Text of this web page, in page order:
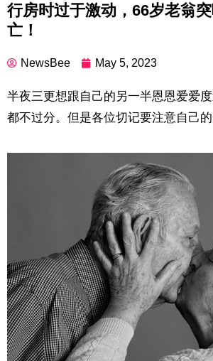
行房时过于激动，66岁老翁
亡！
NewsBee May 5, 2023
半夜三更想跟自己的另一半恩恩爱爱
都不过分。但是各位切记要注意自己的